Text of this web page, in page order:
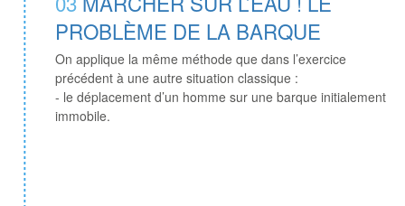
PROBLÈME DE LA BARQUE
On applique la même méthode que dans l’exercice
précédent à une autre situation classique :
- le déplacement d’un homme sur une barque initialement
immobile.